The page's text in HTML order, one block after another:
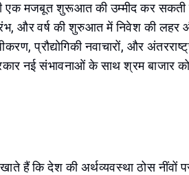
एक मजबूत शुरूआत की उम्मीद कर सकती
और वर्ष की शुरुआत में निवेश की लहर
प्रौद्योगिकी नवाचारों, और
नई संभावनाओं के साथ श्रम बाजार
हैं कि देश की अर्थव्यवस्था ठोस नींवों